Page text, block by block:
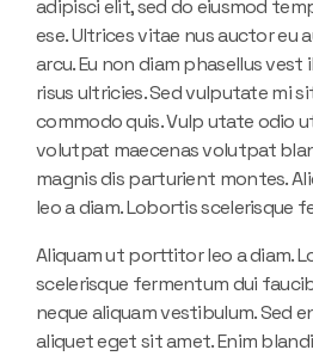
adipisci elit, sed do eiusmod
ese. Ultrices vitae nus auctor eu
arcu. Eu non diam phasellus vest
risus ultricies. Sed vulputate mi
commodo quis. Vulp utate odio
volutpat maecenas volutpat
magnis dis parturient montes.
leo a diam. Lobortis scelerisque
Aliquam ut porttitor leo a diam.
scelerisque fermentum dui
neque aliquam vestibulum. Sed
aliquet eget sit amet. Enim